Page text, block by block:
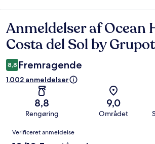
Anmeldelser
Anmeldelser af Ocean
Costa del Sol by
8,8 Fremragende
1.002 anmeldelser
8,8
Rengøring
9,0
Området
Anmeldelser
Verificeret anmeldelse